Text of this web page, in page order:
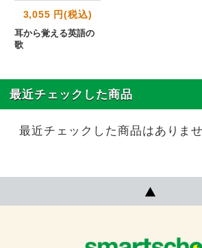
3,055 円(税込)
耳から覚える英語の
歌
最近チェックした商品
最近チェックした商品はありませ